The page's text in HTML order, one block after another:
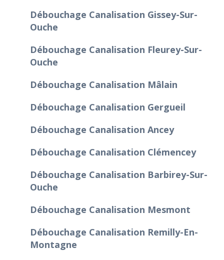
Débouchage Canalisation Gissey-Sur-
Ouche
Débouchage Canalisation Fleurey-Sur-
Ouche
Débouchage Canalisation Mâlain
Débouchage Canalisation Gergueil
Débouchage Canalisation Ancey
Débouchage Canalisation Clémencey
Débouchage Canalisation Barbirey-Sur-
Ouche
Débouchage Canalisation Mesmont
Débouchage Canalisation Remilly-En-
Montagne